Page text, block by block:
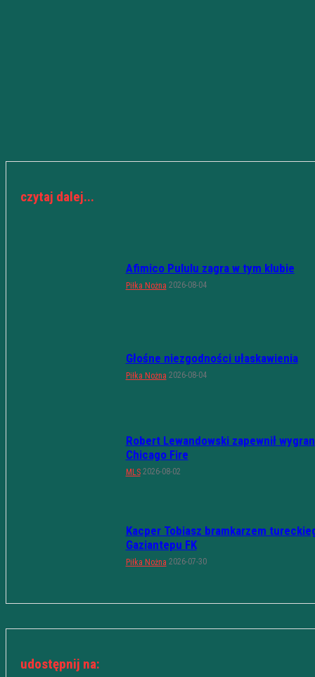
czytaj dalej...
Afimico Pululu zagra w tym klubie
Piłka Nożna 2026-08-04
Głośne niezgodności ułaskawienia
Piłka Nożna 2026-08-04
Robert Lewandowski zapewnił
Chicago Fire
MLS 2026-08-02
Kacper Tobiasz bramkarzem
Gaziantepu FK
Piłka Nożna 2026-07-30
udostępnij na: